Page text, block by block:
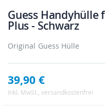
Guess Handyhülle
Plus - Schwarz
Original Guess Hülle
39,90 €
Inkl. MwSt. , versandkostenfrei